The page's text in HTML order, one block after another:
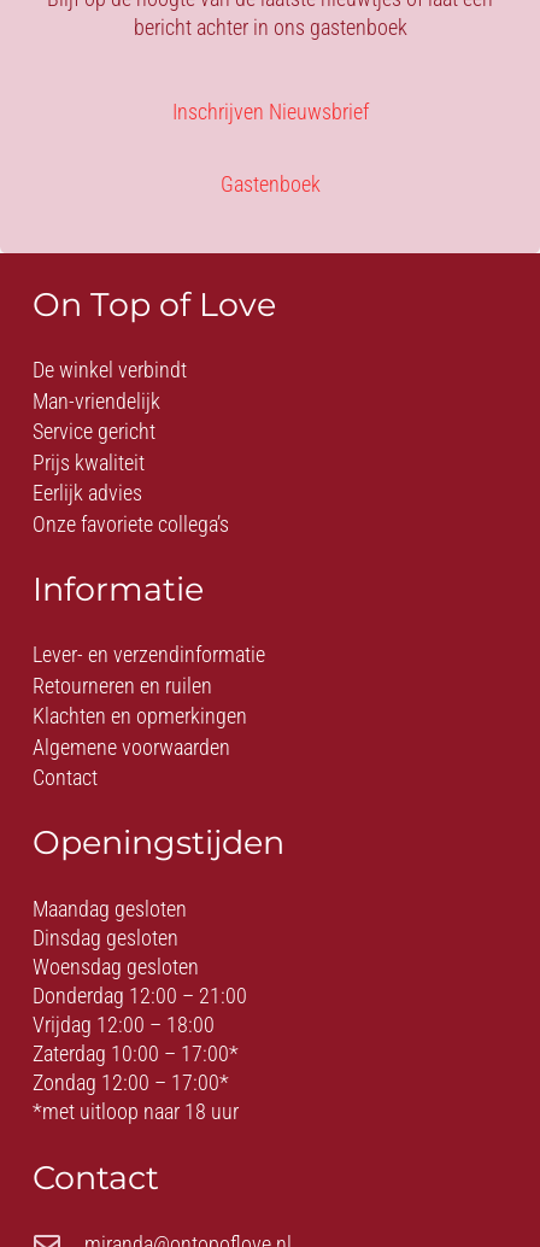
bericht achter in ons gastenboek
Inschrijven Nieuwsbrief
Gastenboek
On Top of Love
De winkel verbindt
Man-vriendelijk
Service gericht
Prijs kwaliteit
Eerlijk advies
Onze favoriete collega’s
Informatie
Lever- en verzendinformatie
Retourneren en ruilen
Klachten en opmerkingen
Algemene voorwaarden
Contact
Openingstijden
Maandag gesloten
Dinsdag gesloten
Woensdag gesloten
Donderdag 12:00 – 21:00
Vrijdag 12:00 – 18:00
Zaterdag 10:00 – 17:00*
Zondag 12:00 – 17:00*
*met uitloop naar 18 uur
Contact